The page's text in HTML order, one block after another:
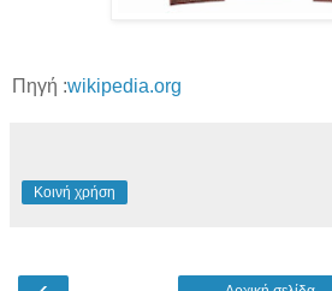
Πηγή :wikipedia.org
Κοινή χρήση